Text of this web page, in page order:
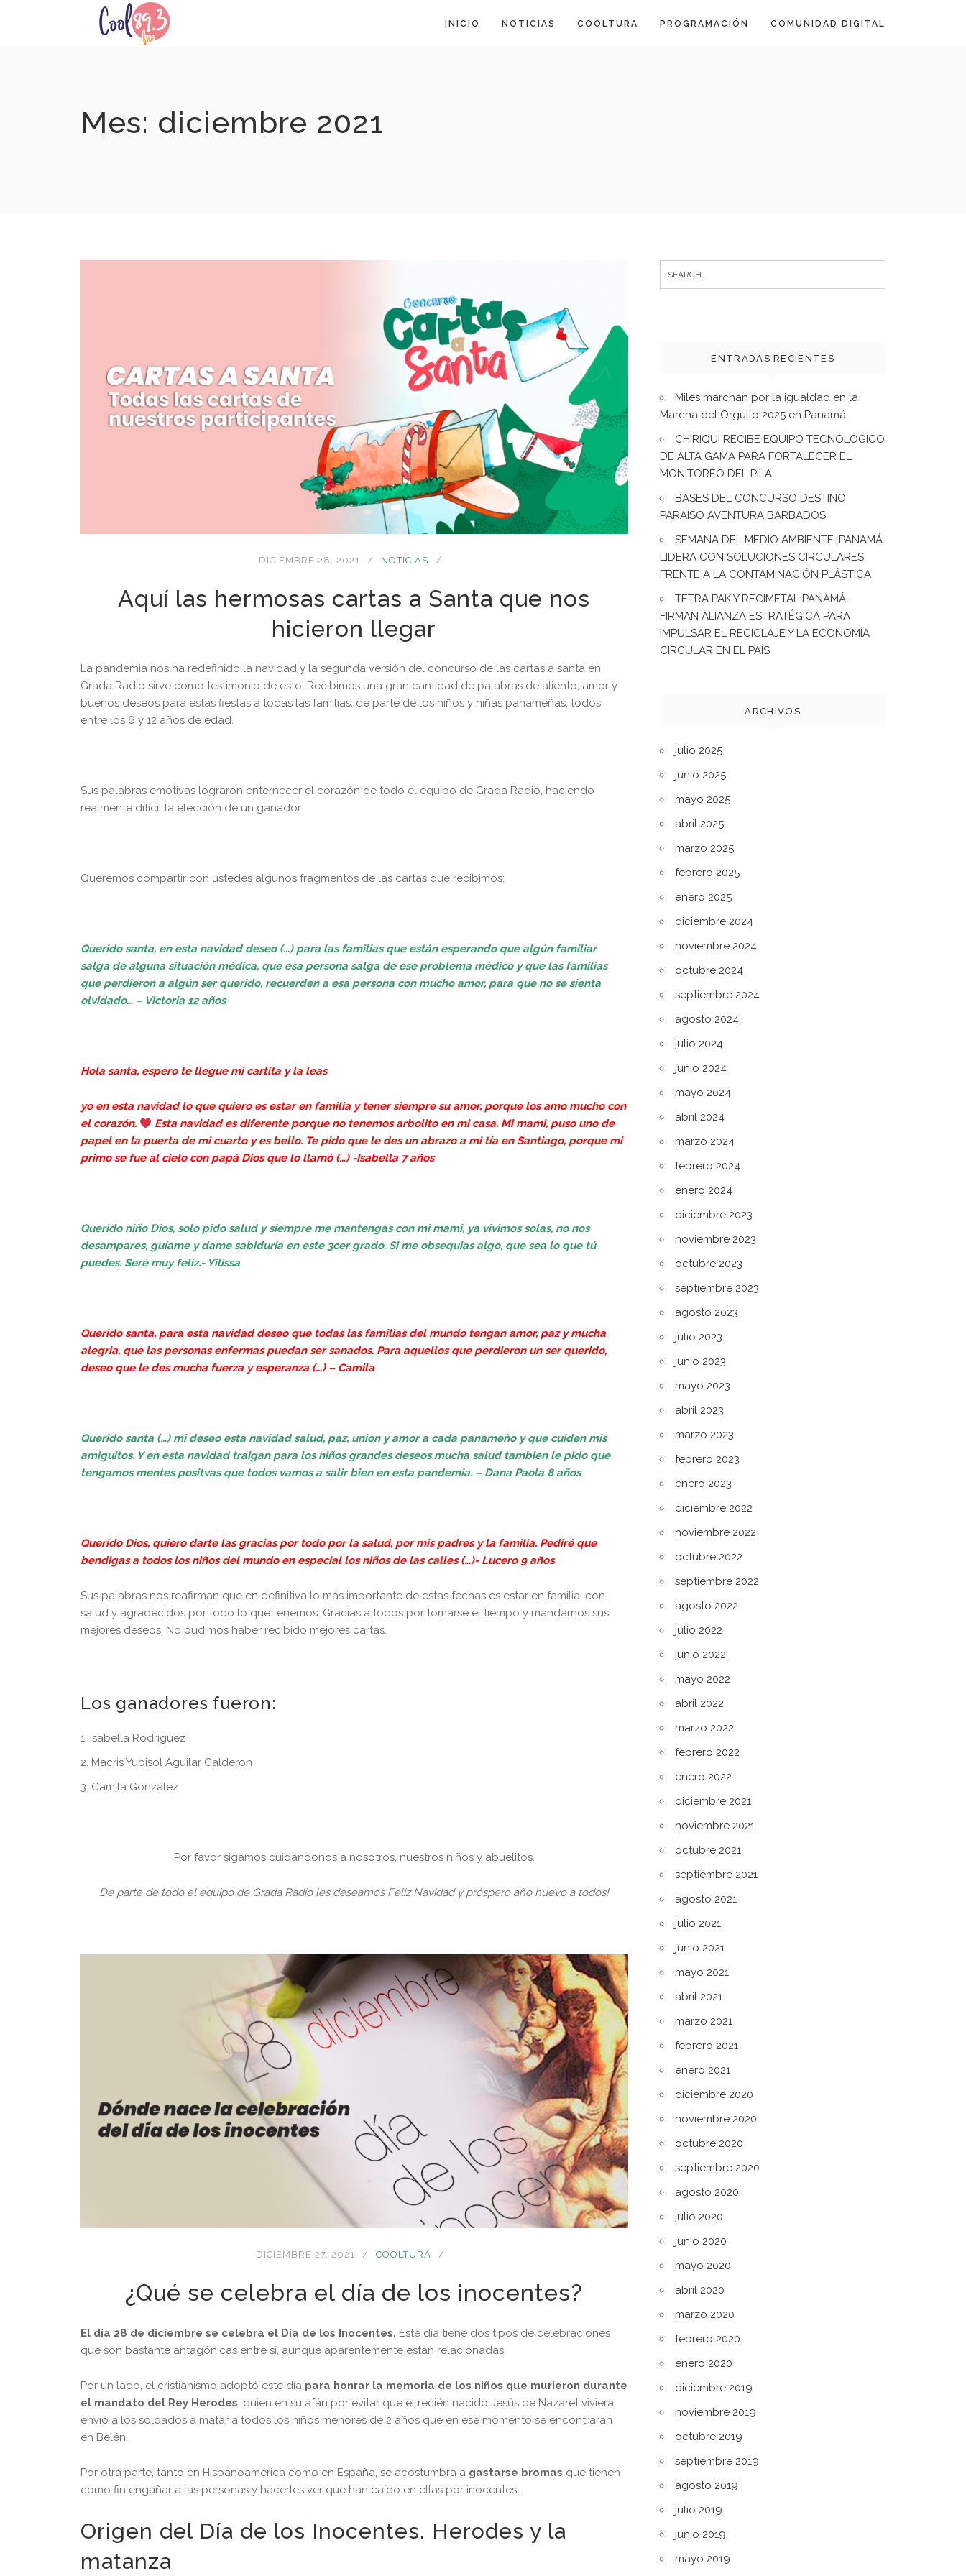
INICIO NOTICIAS COOLTURA PROGRAMACIÓN COMUNIDAD DIGITAL
Mes: diciembre 2021
DICIEMBRE 28, 2021 NOTICIAS
Aquí las hermosas cartas a Santa que nos
hicieron llegar
La pandemia nos ha redefinido la navidad y la segunda versión del concurso de las cartas a santa en
Grada Radio sirve como testimonio de esto. Recibimos una gran cantidad de palabras de aliento, amor y
buenos deseos para estas fiestas a todas las familias, de parte de los niños y niñas panameñas, todos
entre los 6 y 12 años de edad.
Sus palabras emotivas lograron enternecer el corazón de todo el equipo de Grada Radio, haciendo
realmente difícil la elección de un ganador.
Queremos compartir con ustedes algunos fragmentos de las cartas que recibimos:
Querido santa, en esta navidad deseo (…) para las familias que están esperando que algún familiar
salga de alguna situación médica, que esa persona salga de ese problema médico y que las familias
que perdieron a algún ser querido, recuerden a esa persona con mucho amor, para que no se sienta
olvidado… – Victoria 12 años
Hola santa, espero te llegue mi cartita y la leas
yo en esta navidad lo que quiero es estar en familia y tener siempre su amor, porque los amo mucho con
el corazón.
️ Esta navidad es diferente porque no tenemos arbolito en mi casa. Mi mami, puso uno de
papel en la puerta de mi cuarto y es bello. Te pido que le des un abrazo a mi tía en Santiago, porque mi
primo se fue al cielo con papá Dios que lo llamó (…) -Isabella 7 años
Querido niño Dios, solo pido salud y siempre me mantengas con mi mami, ya vivimos solas, no nos
desampares, guíame y dame sabiduría en este 3cer grado. Si me obsequias algo, que sea lo que tú
puedes. Seré muy feliz.- Yilissa
Querido santa, para esta navidad deseo que todas las familias del mundo tengan amor, paz y mucha
alegria, que las personas enfermas puedan ser sanados. Para aquellos que perdieron un ser querido,
deseo que le des mucha fuerza y esperanza (…) – Camila
Querido santa (…) mi deseo esta navidad salud, paz, union y amor a cada panameño y que cuiden mis
amiguitos. Y en esta navidad traigan para los niños grandes deseos mucha salud tambien le pido que
tengamos mentes positvas que todos vamos a salir bien en esta pandemia. – Dana Paola 8 años
Querido Dios, quiero darte las gracias por todo por la salud, por mis padres y la familia. Pediré que
bendigas a todos los niños del mundo en especial los niños de las calles (…)- Lucero 9 años
Sus palabras nos reafirman que en definitiva lo más importante de estas fechas es estar en familia, con
salud y agradecidos por todo lo que tenemos. Gracias a todos por tomarse el tiempo y mandarnos sus
mejores deseos. No pudimos haber recibido mejores cartas.
Los ganadores fueron:
Isabella Rodríguez
Macris Yubisol Aguilar Calderon
Camila González
Por favor sigamos cuidándonos a nosotros, nuestros niños y abuelitos.
De parte de todo el equipo de Grada Radio les deseamos Feliz Navidad y próspero año nuevo a todos!
DICIEMBRE 27, 2021 COOLTURA
¿Qué se celebra el día de los inocentes?
El día 28 de diciembre se celebra el Día de los Inocentes. Este día tiene dos tipos de celebraciones
que son bastante antagónicas entre sí, aunque aparentemente están relacionadas.
Por un lado, el cristianismo adoptó este día para honrar la memoria de los niños que murieron durante
el mandato del Rey Herodes , quien en su afán por evitar que el recién nacido Jesús de Nazaret viviera,
envió a los soldados a matar a todos los niños menores de 2 años que en ese momento se encontraran
en Belén.
Por otra parte, tanto en Hispanoamérica como en España, se acostumbra a gastarse bromas que tienen
como fin engañar a las personas y hacerles ver que han caído en ellas por inocentes.
Origen del Día de los Inocentes. Herodes y la
matanza
for:
ENTRADAS RECIENTES
Miles marchan por la igualdad en la
Marcha del Orgullo 2025 en Panamá
CHIRIQUÍ RECIBE EQUIPO TECNOLÓGICO
DE ALTA GAMA PARA FORTALECER EL
MONITOREO DEL PILA
BASES DEL CONCURSO DESTINO
PARAÍSO AVENTURA BARBADOS
SEMANA DEL MEDIO AMBIENTE: PANAMÁ
LIDERA CON SOLUCIONES CIRCULARES
FRENTE A LA CONTAMINACIÓN PLÁSTICA
TETRA PAK Y RECIMETAL PANAMÁ
FIRMAN ALIANZA ESTRATÉGICA PARA
IMPULSAR EL RECICLAJE Y LA ECONOMÍA
CIRCULAR EN EL PAÍS
ARCHIVOS
julio 2025
junio 2025
mayo 2025
abril 2025
marzo 2025
febrero 2025
enero 2025
diciembre 2024
noviembre 2024
octubre 2024
septiembre 2024
agosto 2024
julio 2024
junio 2024
mayo 2024
abril 2024
marzo 2024
febrero 2024
enero 2024
diciembre 2023
noviembre 2023
octubre 2023
septiembre 2023
agosto 2023
julio 2023
junio 2023
mayo 2023
abril 2023
marzo 2023
febrero 2023
enero 2023
diciembre 2022
noviembre 2022
octubre 2022
septiembre 2022
agosto 2022
julio 2022
junio 2022
mayo 2022
abril 2022
marzo 2022
febrero 2022
enero 2022
diciembre 2021
noviembre 2021
octubre 2021
septiembre 2021
agosto 2021
julio 2021
junio 2021
mayo 2021
abril 2021
marzo 2021
febrero 2021
enero 2021
diciembre 2020
noviembre 2020
octubre 2020
septiembre 2020
agosto 2020
julio 2020
junio 2020
mayo 2020
abril 2020
marzo 2020
febrero 2020
enero 2020
diciembre 2019
noviembre 2019
octubre 2019
septiembre 2019
agosto 2019
julio 2019
junio 2019
mayo 2019